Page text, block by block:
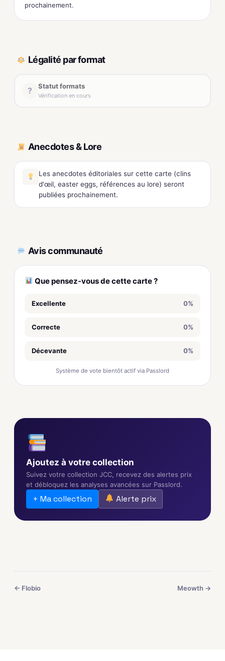
prochainement.
Légalité par format
? Statut formats
Vérification en cours
Anecdotes & Lore
Les anecdotes éditoriales sur cette carte (clins
d'œil, easter eggs, références au lore) seront
publiées prochainement.
Avis communauté
Que pensez-vous de cette carte ?
Excellente 0%
Correcte 0%
Décevante 0%
Système de vote bientôt actif via Passlord
Ajoutez à votre collection
Suivez votre collection JCC, recevez des alertes prix
et débloquez les analyses avancées sur Passlord.
+ Ma collection Alerte prix
← Flobio Meowth →